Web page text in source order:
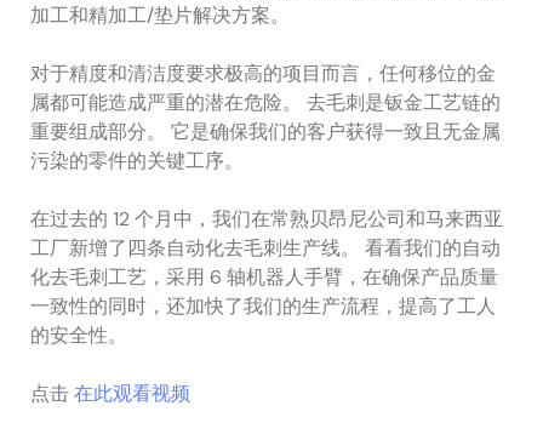
加工和精加工/垫片解决方案。
对于精度和清洁度要求极高的项目而言，任何移位的金
属都可能造成严重的潜在危险。 去毛刺是钣金工艺链的
重要组成部分。 它是确保我们的客户获得一致且无金属
污染的零件的关键工序。
在过去的 12 个月中，我们在常熟贝昂尼公司和马来西亚
工厂新增了四条自动化去毛刺生产线。 看看我们的自动
化去毛刺工艺，采用 6 轴机器人手臂，在确保产品质量
一致性的同时，还加快了我们的生产流程，提高了工人
的安全性。
点击在此观看视频